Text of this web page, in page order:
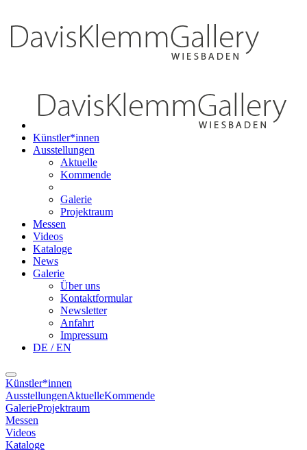
Künstler*innen
Ausstellungen
Aktuelle
Kommende
Galerie
Projektraum
Messen
Videos
Kataloge
News
Galerie
Über uns
Kontaktformular
Newsletter
Anfahrt
Impressum
DE / EN
Künstler*innen
AusstellungenAktuelleKommende
GalerieProjektraum
Messen
Videos
Kataloge